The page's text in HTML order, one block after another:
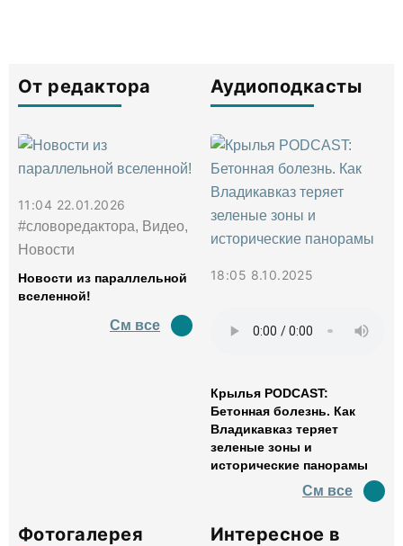
От редактора
11:04 22.01.2026
#словоредактора, Видео,
Новости
Новости из параллельной
вселенной!
См все
Аудиоподкасты
18:05 8.10.2025
Крылья PODCAST:
Бетонная болезнь. Как
Владикавказ теряет
зеленые зоны и
исторические панорамы
См все
Фотогалерея
Интересное в